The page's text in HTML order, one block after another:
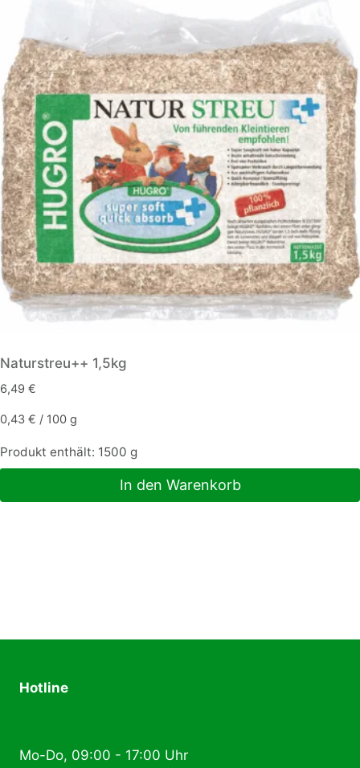
Naturstreu++ 1,5kg
6,49 €
0,43 € / 100 g
Produkt enthält: 1500 g
In den Warenkorb
Hotline
Mo-Do, 09:00 - 17:00 Uhr